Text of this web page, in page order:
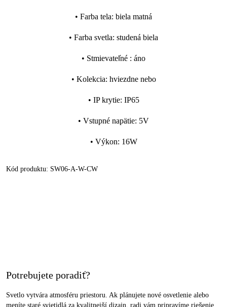
• Farba tela: biela matná
• Farba svetla: studená biela
• Stmievateľné : áno
• Kolekcia: hviezdne nebo
• IP krytie: IP65
• Vstupné napätie: 5V
• Výkon: 16W
Kód produktu: SW06-A-W-CW
Potrebujete poradiť?
Svetlo vytvára atmosféru priestoru. Ak plánujete nové osvetlenie alebo
meníte staré svietidlá za kvalitnejší dizajn, radi vám pripravíme riešenie